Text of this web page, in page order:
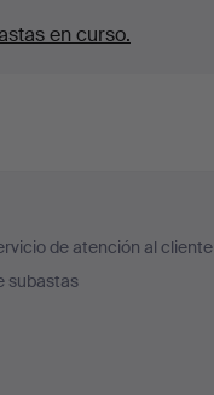
en curso.
de atención al cliente
subastas